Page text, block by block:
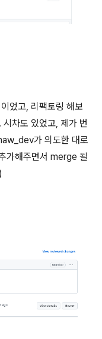
었고, 리팩토링 해보
차도 있었고, 제가 번
가 의도한 대로
가해주면서 merge 될
)